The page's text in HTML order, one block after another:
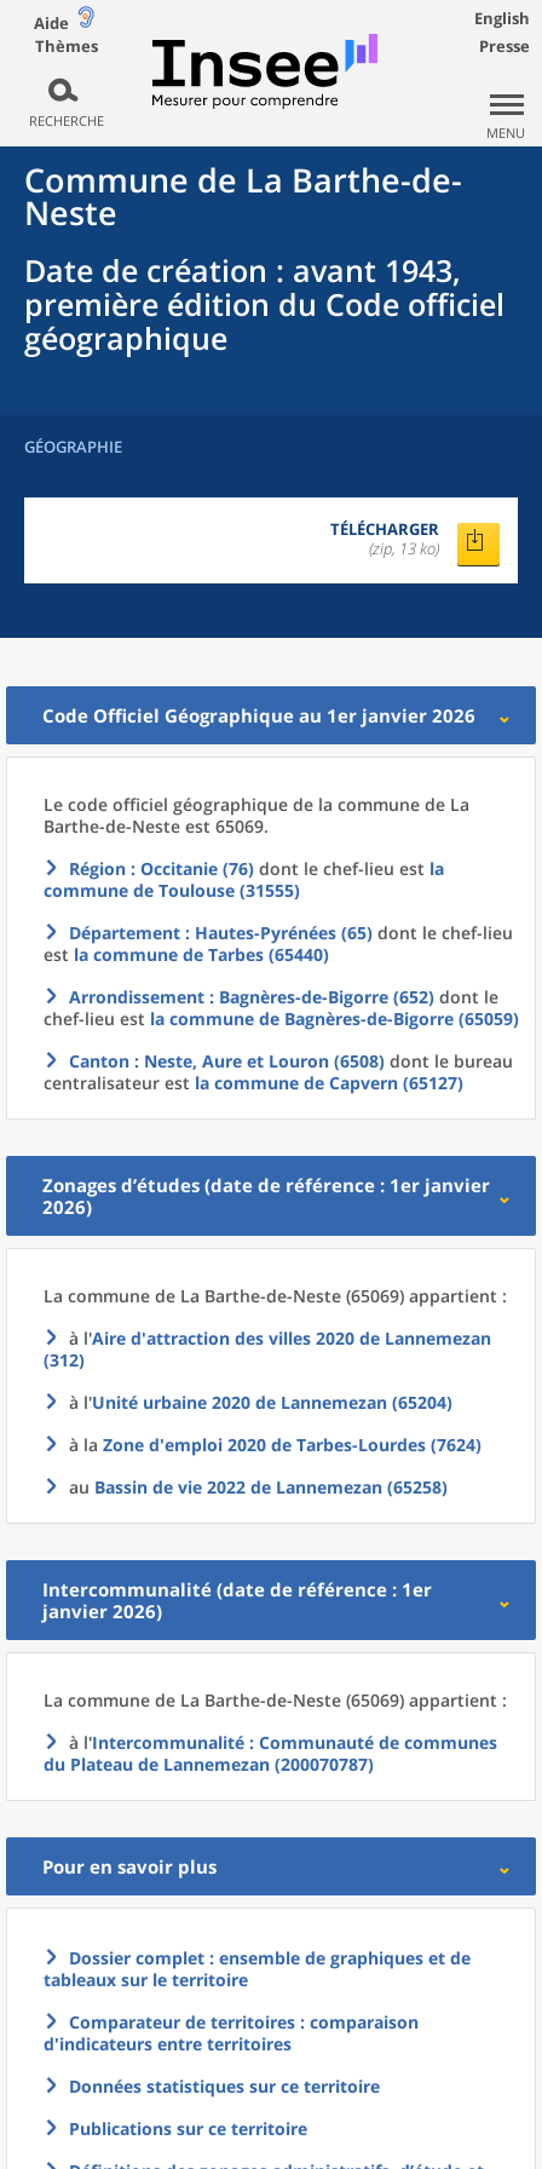
Aide
Thèmes
RECHERCHE
English
Presse
MENU
Commune de La Barthe-de-
Neste
Date de création : avant 1943,
première édition du Code officiel
géographique
GÉOGRAPHIE
TÉLÉCHARGER
(zip, 13 ko)
Code Officiel Géographique au 1er janvier 2026
Le code officiel géographique de la commune de La
Barthe-de-Neste est 65069.
Région : Occitanie (76) dont le chef-lieu est la
commune de Toulouse (31555)
Département : Hautes-Pyrénées (65) dont le chef-lieu
est la commune de Tarbes (65440)
Arrondissement : Bagnères-de-Bigorre (652) dont le
chef-lieu est la commune de Bagnères-de-Bigorre (65059)
Canton : Neste, Aure et Louron (6508) dont le bureau
centralisateur est la commune de Capvern (65127)
Zonages d’études (date de référence : 1er janvier
2026)
La commune de La Barthe-de-Neste (65069) appartient :
à l'Aire d'attraction des villes 2020 de Lannemezan
(312)
à l'Unité urbaine 2020 de Lannemezan (65204)
à la Zone d'emploi 2020 de Tarbes-Lourdes (7624)
au Bassin de vie 2022 de Lannemezan (65258)
Intercommunalité (date de référence : 1er
janvier 2026)
La commune de La Barthe-de-Neste (65069) appartient :
à l'Intercommunalité : Communauté de communes
du Plateau de Lannemezan (200070787)
Pour en savoir plus
Dossier complet : ensemble de graphiques et de
tableaux sur le territoire
Comparateur de territoires : comparaison
d'indicateurs entre territoires
Données statistiques sur ce territoire
Publications sur ce territoire